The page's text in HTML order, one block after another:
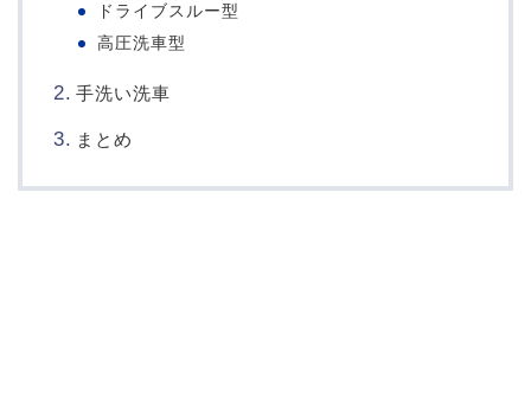
ドライブスルー型
高圧洗車型
手洗い洗車
まとめ